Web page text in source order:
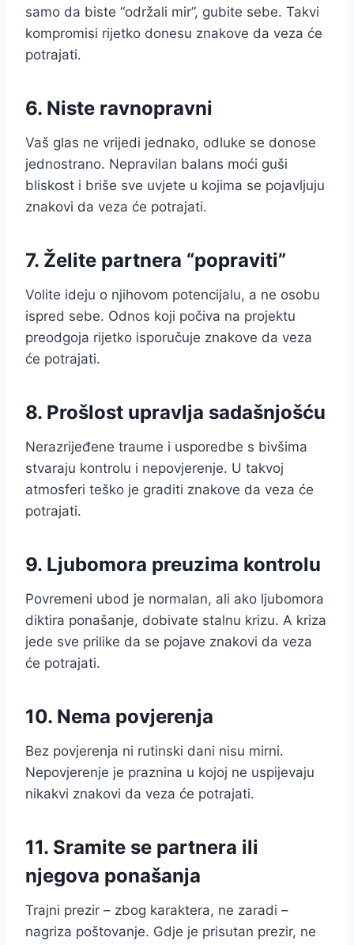
samo da biste “održali mir”, gubite sebe. Takvi
kompromisi rijetko donesu znakove da veza će
potrajati.
6. Niste ravnopravni
Vaš glas ne vrijedi jednako, odluke se donose
jednostrano. Nepravilan balans moći guši
bliskost i briše sve uvjete u kojima se pojavljuju
znakovi da veza će potrajati.
7. Želite partnera “popraviti”
Volite ideju o njihovom potencijalu, a ne osobu
ispred sebe. Odnos koji počiva na projektu
preodgoja rijetko isporučuje znakove da veza
će potrajati.
8. Prošlost upravlja sadašnjošću
Nerazrijeđene traume i usporedbe s bivšima
stvaraju kontrolu i nepovjerenje. U takvoj
atmosferi teško je graditi znakove da veza će
potrajati.
9. Ljubomora preuzima kontrolu
Povremeni ubod je normalan, ali ako ljubomora
diktira ponašanje, dobivate stalnu krizu. A kriza
jede sve prilike da se pojave znakovi da veza
će potrajati.
10. Nema povjerenja
Bez povjerenja ni rutinski dani nisu mirni.
Nepovjerenje je praznina u kojoj ne uspijevaju
nikakvi znakovi da veza će potrajati.
11. Sramite se partnera ili
njegova ponašanja
Trajni prezir – zbog karaktera, ne zaradi –
nagriza poštovanje. Gdje je prisutan prezir, ne